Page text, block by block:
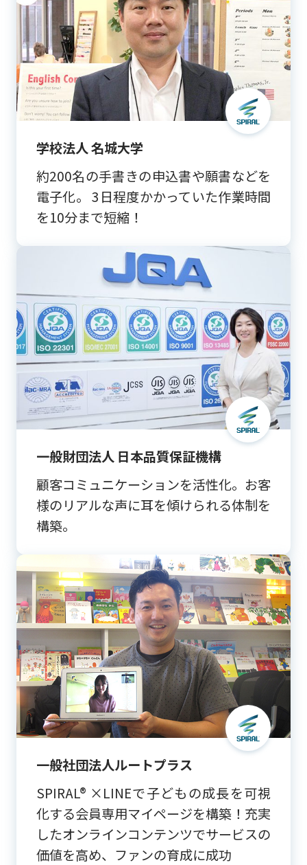
学校法人 名城大学
約200名の手書きの申込書や願書などを
電子化。 3日程度かかっていた作業時間
を10分まで短縮！
一般財団法人 日本品質保証機構
顧客コミュニケーションを活性化。お客
様のリアルな声に耳を傾けられる体制を
構築。
一般社団法人ルートプラス
SPIRAL® ×LINEで子どもの成長を可視
化する会員専用マイページを構築！充実
したオンラインコンテンツでサービスの
価値を高め、ファンの育成に成功